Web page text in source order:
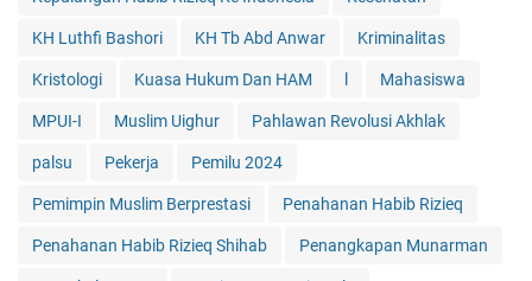
KH Luthfi Bashori KH Tb Abd Anwar Kriminalitas
Kristologi Kuasa Hukum Dan HAM Mahasiswa
MPUI-I Muslim Uighur Pahlawan Revolusi Akhlak
palsu Pekerja Pemilu 2024
Pemimpin Muslim Berprestasi Penahanan Habib Rizieq
Penahanan Habib Rizieq Shihab Penangkapan Munarman